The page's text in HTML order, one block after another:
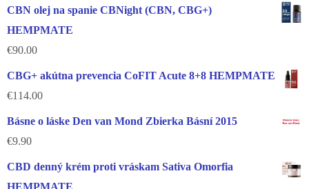
CBN olej na spanie CBNight (CBN, CBG+)
HEMPMATE
€90.00
CBG+ akútna prevencia CoFIT Acute 8+8 HEMPMATE
€114.00
Básne o láske Den van Mond Zbierka Básní 2015
€9.90
CBD denný krém proti vráskam Sativa Omorfia